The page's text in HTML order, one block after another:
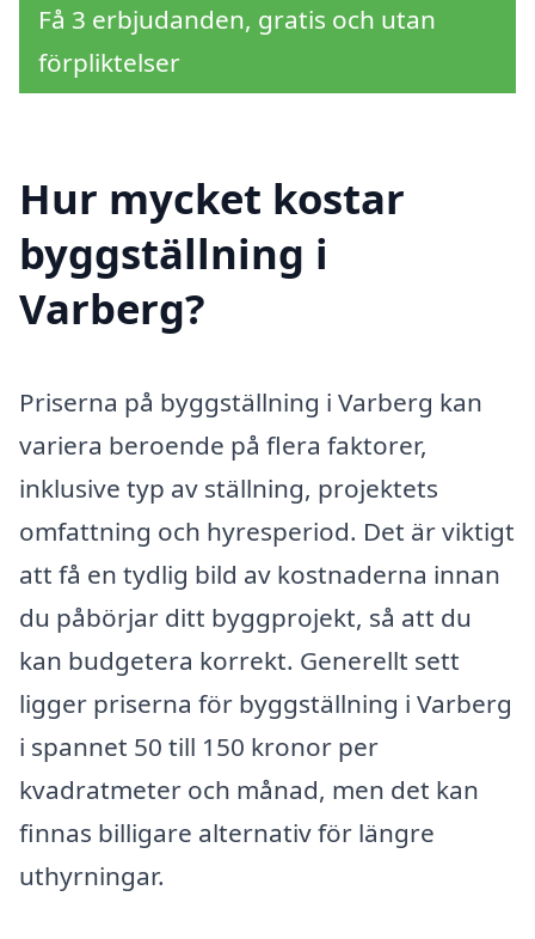
Få 3 erbjudanden, gratis och utan
förpliktelser
Hur mycket kostar
byggställning i
Varberg?
Priserna på byggställning i Varberg kan
variera beroende på flera faktorer,
inklusive typ av ställning, projektets
omfattning och hyresperiod. Det är viktigt
att få en tydlig bild av kostnaderna innan
du påbörjar ditt byggprojekt, så att du
kan budgetera korrekt. Generellt sett
ligger priserna för byggställning i Varberg
i spannet 50 till 150 kronor per
kvadratmeter och månad, men det kan
finnas billigare alternativ för längre
uthyrningar.